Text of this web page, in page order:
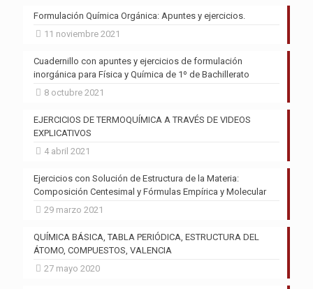
Formulación Química Orgánica: Apuntes y ejercicios.
11 noviembre 2021
Cuadernillo con apuntes y ejercicios de formulación
inorgánica para Física y Química de 1º de Bachillerato
8 octubre 2021
EJERCICIOS DE TERMOQUÍMICA A TRAVÉS DE VIDEOS
EXPLICATIVOS
4 abril 2021
Ejercicios con Solución de Estructura de la Materia:
Composición Centesimal y Fórmulas Empírica y Molecular
29 marzo 2021
QUÍMICA BÁSICA, TABLA PERIÓDICA, ESTRUCTURA DEL
ÁTOMO, COMPUESTOS, VALENCIA
27 mayo 2020